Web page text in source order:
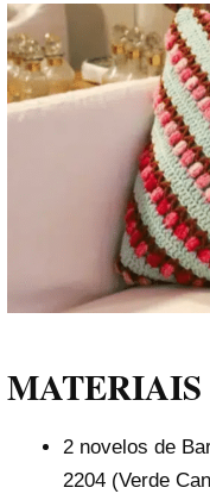
MATERIAIS
2 novelos de
2204 (Verde